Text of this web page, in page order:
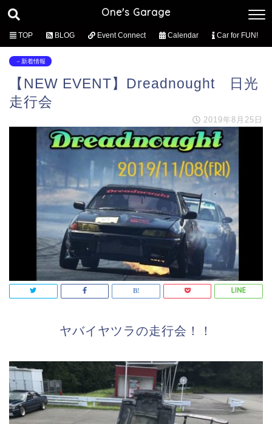
One's Garage
TOP BLOG Event Connect Calendar Car for FUN!
－新着情報
【NEW EVENT】Dreadnought 日光
走行会
2019年8月25日
ヤバイヤツラの走行会！！